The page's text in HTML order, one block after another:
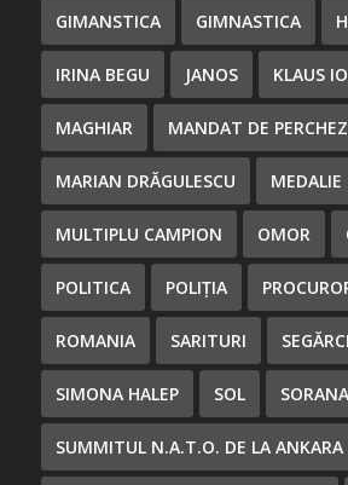
GIMANSTICA GIMNASTICA
IRINA BEGU JANOS KLAUS
MAGHIAR MANDAT DE
MARIAN DRĂGULESCU MEDALIE
MULTIPLU CAMPION OMOR
POLITICA POLIȚIA
ROMANIA SARITURI
SIMONA HALEP SOL SORANA
SUMMITUL N.A.T.O. DE LA ANKARA